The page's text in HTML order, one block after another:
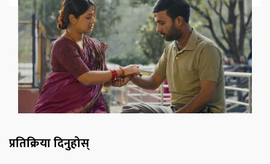
प्रतिक्रिया दिनुहोस्